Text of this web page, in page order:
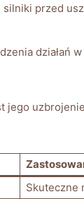
przed
⁣działań
Skuteczne